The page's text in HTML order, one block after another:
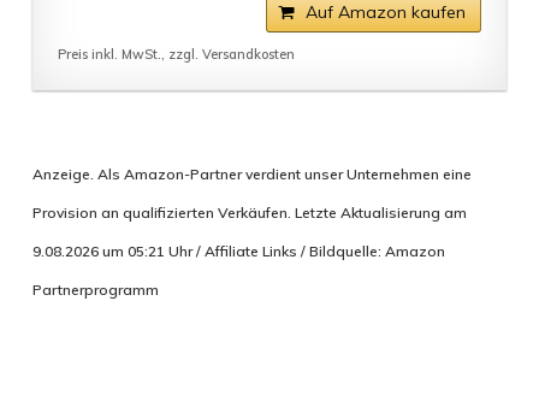
Auf Amazon kaufen
Preis inkl. MwSt., zzgl. Versandkosten
Anzeige. Als Amazon-Partner verdient unser Unternehmen eine
Provision an qualifizierten Verkäufen. Letzte Aktualisierung am
9.08.2026 um 05:21 Uhr / Affiliate Links / Bildquelle: Amazon
Partnerprogramm